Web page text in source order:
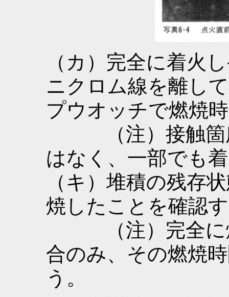
（カ）完全に着火
ニクロム線を離し
プウオッチで燃焼
（注）接触箇所
はなく、一部でも
（キ）堆積の残存
焼したことを確認
（注）完全に燃
合のみ、その燃焼
う。